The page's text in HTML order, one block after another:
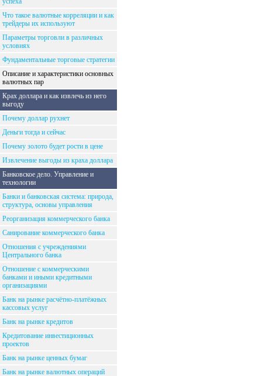
Что такое валютные корреляции и как
трейдеры их используют
Параметры торговли в различных
условиях
Фундаментальные торговые стратегии
Описание и характеристики основных
валютных пар
Крах доллара и как извлечь из него
выгоду
Почему доллар рухнет
Деньги тогда и сейчас
Почему золото будет рости в цене
Извлечение выгоды из краха доллара
Банковское дело. Управление и
технологии
Банки и банковская система: природа,
структура, основы управления
Реорганизация коммерческого банка
Санирование коммерческого банка
Отношения с учреждениями
Центрального банка
Отношение с коммерческими
банками и иными кредитными
организациями
Банк на рынке расчётно-платёжных
кассовых услуг
Банк на рынке кредитов
Кредитование инвестиционных
проектов
Банк на рынке ценных бумаг
Банк на рынке валютных операций